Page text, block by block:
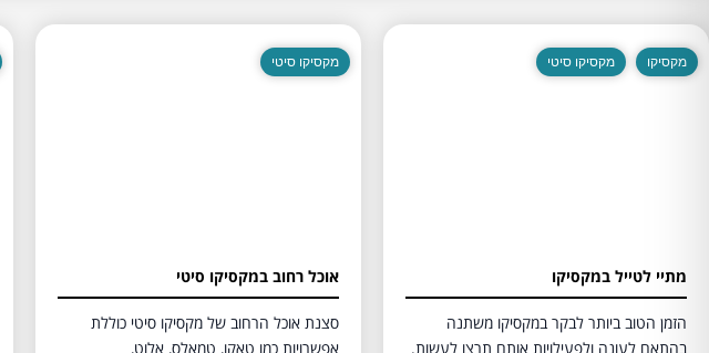
מקסיקו מקסיקו סיטי
מתיי לטייל במקסיקו
הזמן הטוב ביותר לבקר במקסיקו משתנה
בהתאם לעונה ולפעילויות אותם תרצו לעשות.
מקסיקו סיטי
אוכל רחוב במקסיקו סיטי
סצנת אוכל הרחוב של מקסיקו סיטי כוללת
אפשרויות כמו טאקו, טמאלס, אלוט,